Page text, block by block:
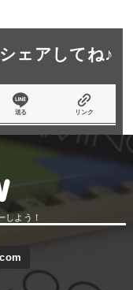
ェアしてね♪
送る リンク